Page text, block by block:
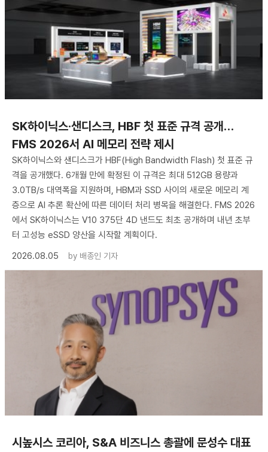
SK하이닉스·샌디스크, HBF 첫 표준 규격 공개…
FMS 2026서 AI 메모리 전략 제시
SK하이닉스와 샌디스크가 HBF(High Bandwidth Flash) 첫 표준 규
격을 공개했다. 6개월 만에 확정된 이 규격은 최대 512GB 용량과
3.0TB/s 대역폭을 지원하며, HBM과 SSD 사이의 새로운 메모리 계
층으로 AI 추론 확산에 따른 데이터 처리 병목을 해결한다. FMS 2026
에서 SK하이닉스는 V10 375단 4D 낸드도 최초 공개하며 내년 초부
터 고성능 eSSD 양산을 시작할 계획이다.
2026.08.05
by 배종인 기자
시높시스 코리아, S&A 비즈니스 총괄에 문성수 대표